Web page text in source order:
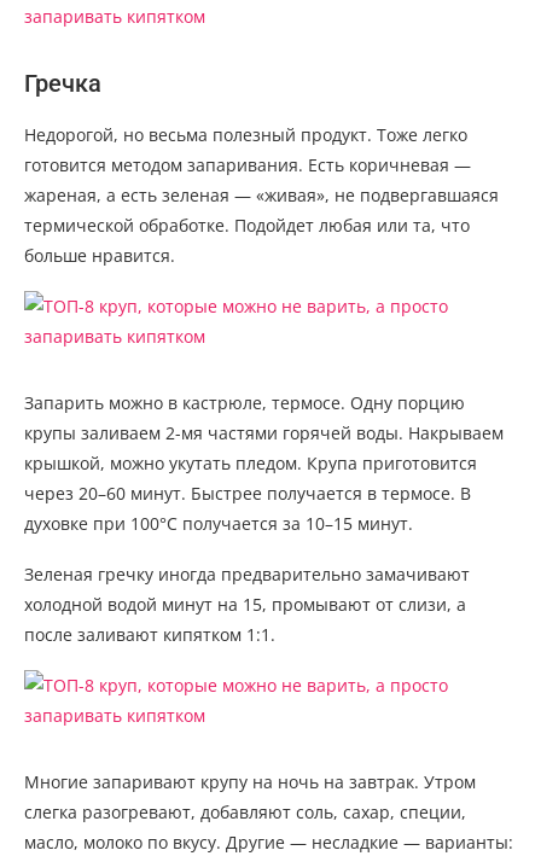
Гречка
Недорогой, но весьма полезный продукт. Тоже легко
готовится методом запаривания. Есть коричневая —
жареная, а есть зеленая — «живая», не подвергавшаяся
термической обработке. Подойдет любая или та, что
больше нравится.
Запарить можно в кастрюле, термосе. Одну порцию
крупы заливаем 2-мя частями горячей воды. Накрываем
крышкой, можно укутать пледом. Крупа приготовится
через 20–60 минут. Быстрее получается в термосе. В
духовке при 100°С получается за 10–15 минут.
Зеленая гречку иногда предварительно замачивают
холодной водой минут на 15, промывают от слизи, а
после заливают кипятком 1:1.
Многие запаривают крупу на ночь на завтрак. Утром
слегка разогревают, добавляют соль, сахар, специи,
масло, молоко по вкусу. Другие — несладкие — варианты: